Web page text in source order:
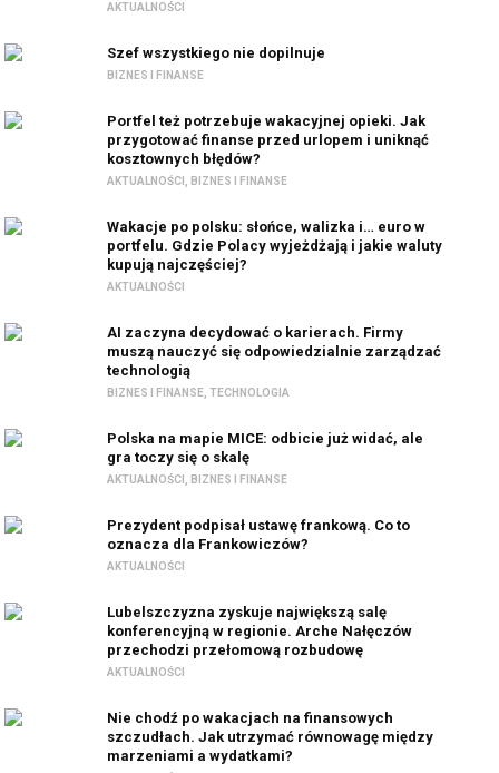
AKTUALNOŚCI
Szef wszystkiego nie dopilnuje
BIZNES I FINANSE
Portfel też potrzebuje wakacyjnej opieki. Jak
przygotować finanse przed urlopem i uniknąć
kosztownych błędów?
AKTUALNOŚCI BIZNES I FINANSE
Wakacje po polsku: słońce, walizka i… euro w
portfelu. Gdzie Polacy wyjeżdżają i jakie waluty
kupują najczęściej?
AKTUALNOŚCI
AI zaczyna decydować o karierach. Firmy
muszą nauczyć się odpowiedzialnie zarządzać
technologią
BIZNES I FINANSE ,TECHNOLOGIA
Polska na mapie MICE: odbicie już widać, ale
gra toczy się o skalę
AKTUALNOŚCI BIZNES I FINANSE
Prezydent podpisał ustawę frankową. Co to
oznacza dla Frankowiczów?
AKTUALNOŚCI
Lubelszczyzna zyskuje największą salę
konferencyjną w regionie. Arche Nałęczów
przechodzi przełomową rozbudowę
AKTUALNOŚCI
Nie chodź po wakacjach na finansowych
szczudłach. Jak utrzymać równowagę między
marzeniami a wydatkami?